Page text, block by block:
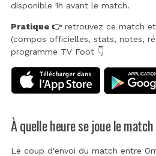
disponible 1h avant le match.
Pratique 👉retrouvez ce match et
(compos officielles, stats, notes,
programme TV Foot 👇
À quelle heure se joue le
Le coup d'envoi du match entre